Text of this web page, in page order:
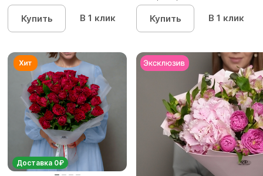
кустовых роз...
Купить В 1 клик Купить В 1 клик
Доставка 0₽